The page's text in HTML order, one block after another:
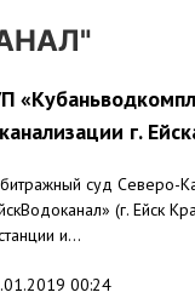
г.
суд Северо-
(г. Ейск
и...
00:24